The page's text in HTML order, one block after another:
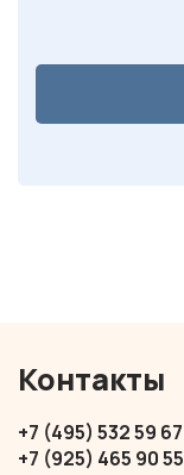
Контакты
+7 (495) 532 59 67
+7 (925) 465 90 55